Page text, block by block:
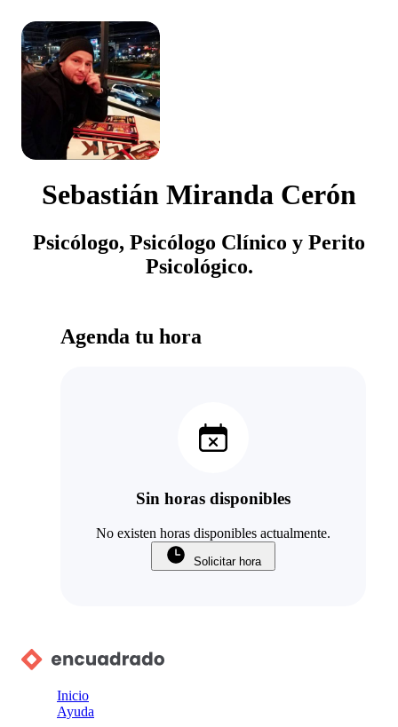
Sebastián Miranda Cerón
Psicólogo, Psicólogo Clínico y Perito
Psicológico.
Agenda tu hora
Sin horas disponibles
No existen horas disponibles actualmente.
Solicitar hora
Inicio
Ayuda